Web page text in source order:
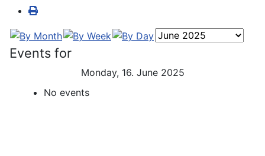
Events for
Monday, 16. June 2025
No events